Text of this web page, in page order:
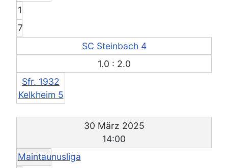
1
7
SC Steinbach 4
1.0 : 2.0
Sfr. 1932
Kelkheim 5
30 März 2025
14:00
Maintaunusliga